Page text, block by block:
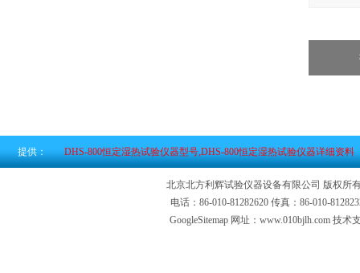
提供： DHS-800恒定湿热试验仪器型号,DHS-800恒定湿热试验仪器详细资料
北京北方利辉试验仪器设备有限公司 版权所
电话：86-010-81282620 传真：86-010-
GoogleSitemap网址：www.010bjlh.com 技术